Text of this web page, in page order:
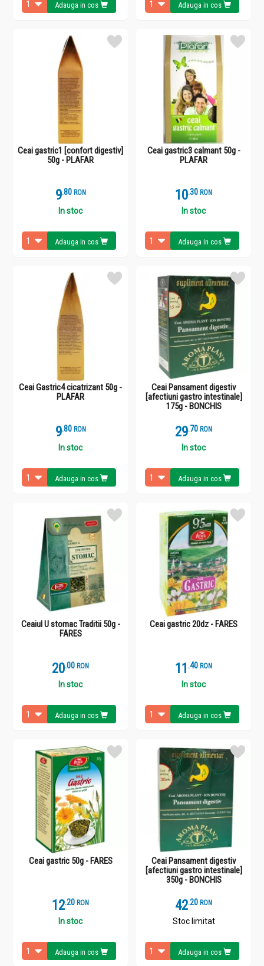
Adauga in cos Adauga in cos
Ceai gastric1 [confort digestiv]
50g - PLAFAR
9.8 RON
In stoc
Adauga in cos
Ceai gastric3 calmant 50g -
PLAFAR
10.3 RON
In stoc
Adauga in cos
Ceai Gastric4 cicatrizant 50g -
PLAFAR
9.8 RON
In stoc
Adauga in cos
Ceai Pansament digestiv
[afectiuni gastro intestinale]
175g - BONCHIS
29.7 RON
In stoc
Adauga in cos
Ceaiul U stomac Traditii 50g -
FARES
20.0 RON
In stoc
Adauga in cos
Ceai gastric 20dz - FARES
11 .4 RON
In stoc
Adauga in cos
Ceai gastric 50g - FARES
12.2 RON
In stoc
Adauga in cos
Ceai Pansament digestiv
[afectiuni gastro intestinale]
350g - BONCHIS
42.2 RON
Stoc limitat
Adauga in cos